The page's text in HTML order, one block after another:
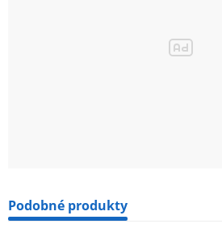
Podobné produkty